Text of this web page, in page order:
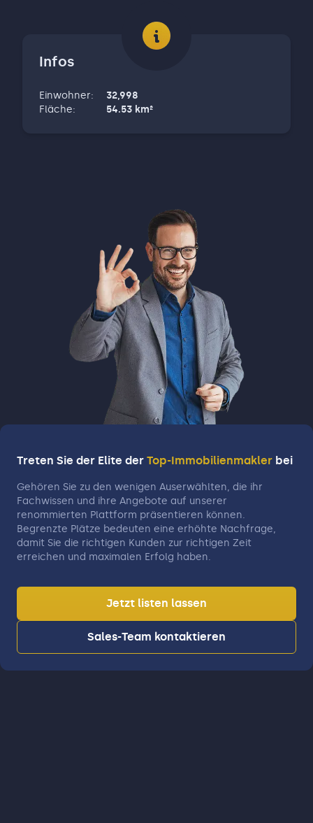
Enkirch u. a. - Briedel - Reil - Zell ( Mosel ) -
Infos
Einwohner:
32,998
Fläche: 54.53 km²
Treten Sie der Elite der Top-Immobilienmakler bei
Gehören Sie zu den wenigen Auserwählten, die ihr
Fachwissen und ihre Angebote auf unserer
renommierten Plattform präsentieren können.
Begrenzte Plätze bedeuten eine erhöhte Nachfrage,
damit Sie die richtigen Kunden zur richtigen Zeit
erreichen und maximalen Erfolg haben.
Jetzt listen lassen
Sales-Team kontaktieren